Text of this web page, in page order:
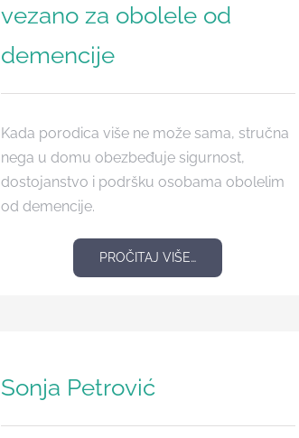
vezano za obolele od
demencije
Kada porodica više ne može sama, stručna
nega u domu obezbeđuje sigurnost,
dostojanstvo i podršku osobama obolelim
od demencije.
PROČITAJ VIŠE…
Sonja Petrović